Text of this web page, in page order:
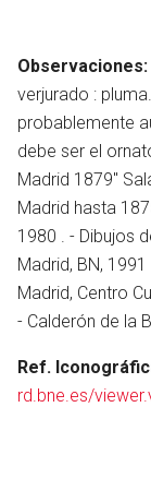
Observaciones:
verjurado :
probablemente
debe ser el
Madrid 1879"
Madrid hasta
1980 . - Dibujos
Madrid, BN,
Madrid, Centro
- Calderón de la
Ref.
rd.bne.es/